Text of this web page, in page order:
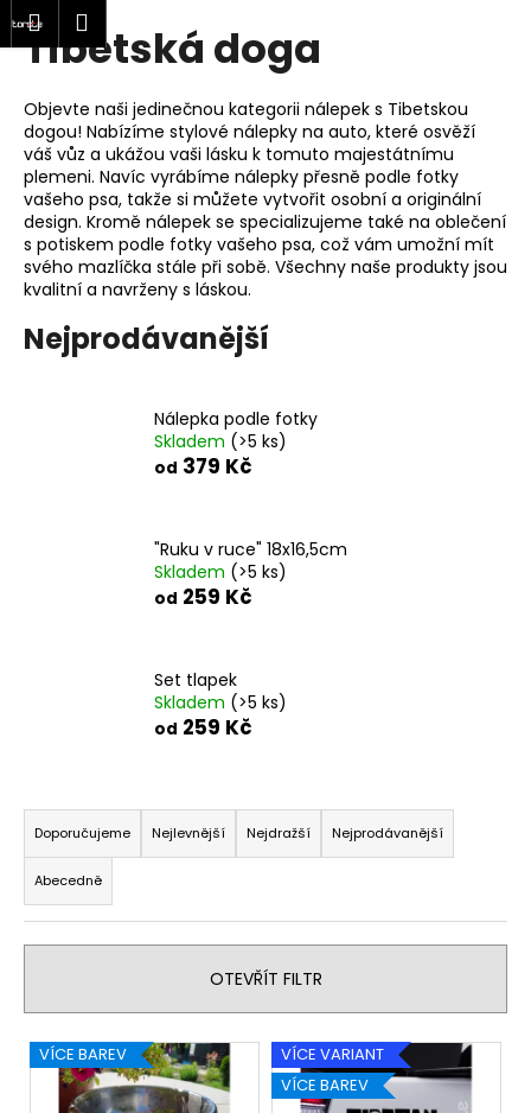
PřejítNákupní
košík
Tibetská doga
Objevte naši jedinečnou kategorii nálepek s Tibetskou
dogou! Nabízíme stylové nálepky na auto, které osvěží
váš vůz a ukážou vaši lásku k tomuto majestátnímu
plemeni. Navíc vyrábíme nálepky přesně podle fotky
vašeho psa, takže si můžete vytvořit osobní a originální
design. Kromě nálepek se specializujeme také na oblečení
s potiskem podle fotky vašeho psa, což vám umožní mít
svého mazlíčka stále při sobě. Všechny naše produkty jsou
kvalitní a navrženy s láskou.
Nejprodávanější
Nálepka podle fotky
Skladem (>5 ks)
od 379 Kč
"Ruku v ruce" 18x16,5cm
Skladem (>5 ks)
od 259 Kč
Set tlapek
Skladem (>5 ks)
od 259 Kč
Ř
a
z
e
n
r
o
Doporučujeme Nejlevnější Nejdražší Nejprodávanější
Abecedně
OTEVŘÍT FILTR
V
ý
VÍCE BAREV
VÍCE VARIANT
VÍCE BAREV
K
o Zpět
Zpět
C
o
p
o
t
ř
b
HLEDAT
D
o
r
u
č